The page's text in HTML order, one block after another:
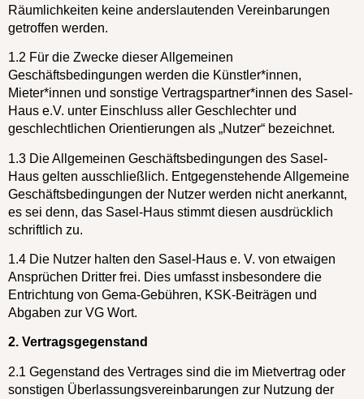
Räumlichkeiten keine anderslautenden Vereinbarungen
getroffen werden.
1.2 Für die Zwecke dieser Allgemeinen
Geschäftsbedingungen werden die Künstler*innen,
Mieter*innen und sonstige Vertragspartner*innen des Sasel-
Haus e.V. unter Einschluss aller Geschlechter und
geschlechtlichen Orientierungen als „Nutzer“ bezeichnet.
1.3 Die Allgemeinen Geschäftsbedingungen des Sasel-
Haus gelten ausschließlich. Entgegenstehende Allgemeine
Geschäftsbedingungen der Nutzer werden nicht anerkannt,
es sei denn, das Sasel-Haus stimmt diesen ausdrücklich
schriftlich zu.
1.4 Die Nutzer halten den Sasel-Haus e. V. von etwaigen
Ansprüchen Dritter frei. Dies umfasst insbesondere die
Entrichtung von Gema-Gebühren, KSK-Beiträgen und
Abgaben zur VG Wort.
2. Vertragsgegenstand
2.1 Gegenstand des Vertrages sind die im Mietvertrag oder
sonstigen Überlassungsvereinbarungen zur Nutzung der